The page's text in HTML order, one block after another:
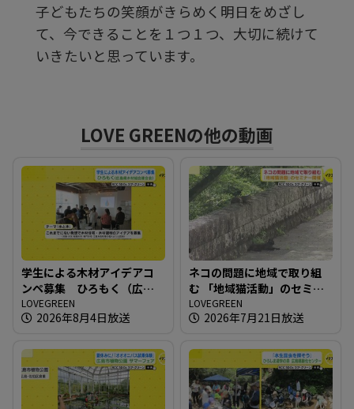
る
子どもたちの笑顔がきらめく明日をめざし
て、今できることを１つ１つ、大切に続けて
いきたいと思っています。
LOVE GREENの他の動画
学生による木材アイデアコ
ンペ募集 ひろもく（広島
県木材組合連合会）
LOVEGREEN
2026年8月4日放送
ネコの問題に地域で取り組
む 「地域猫活動」のセミナ
ー開催
LOVEGREEN
2026年7月21日放送